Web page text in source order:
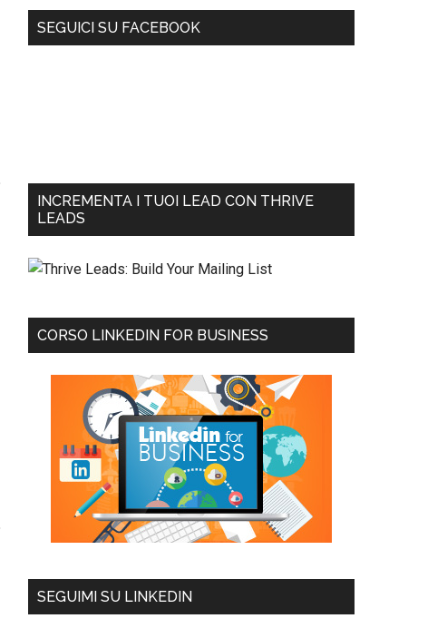
SEGUICI SU FACEBOOK
INCREMENTA I TUOI LEAD CON THRIVE
LEADS
CORSO LINKEDIN FOR BUSINESS
SEGUIMI SU LINKEDIN